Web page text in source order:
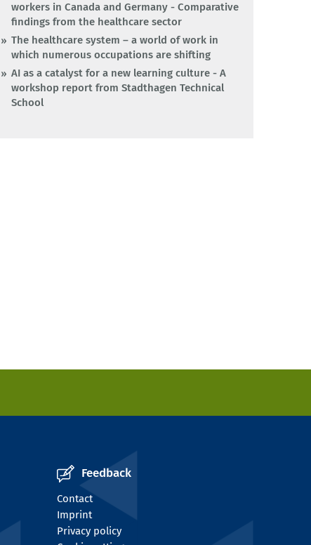
workers in Canada and Germany - Comparative
findings from the healthcare sector
The healthcare system – a world of work in
which numerous occupations are shifting
AI as a catalyst for a new learning culture - A
workshop report from Stadthagen Technical
School
Feedback
Contact
Imprint
Privacy policy